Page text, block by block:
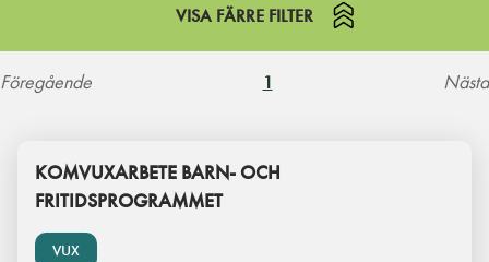
VISA FÄRRE FILTER
Föregående 1 Nästa
VUX
KOMVUXARBETE BARN- OCH
FRITIDSPROGRAMMET